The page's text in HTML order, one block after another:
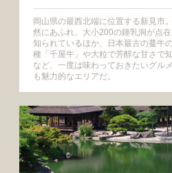
岡山県の最西北端に位置する新見市
然にあふれ、大小200の鍾乳洞が点
知られているほか、日本最古の蔓牛
種「千屋牛」や大粒で芳醇な甘さで
など、一度は味わっておきたいグル
も魅力的なエリアだ。